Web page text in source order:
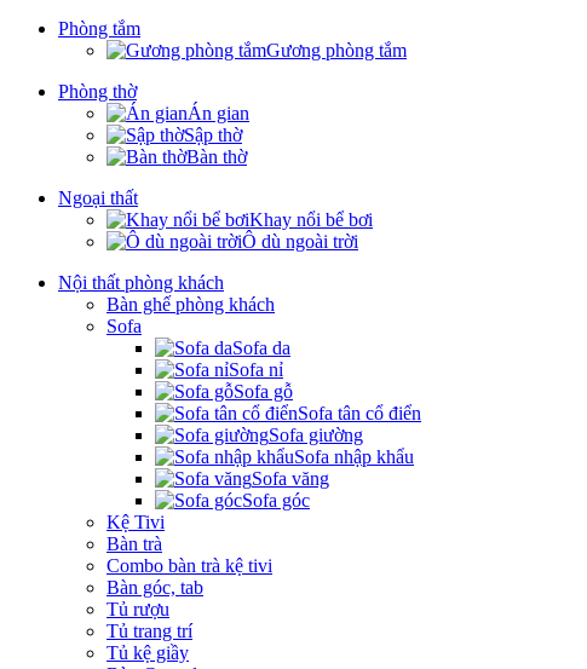
Phòng tắm
Gương phòng tắm
Phòng thờ
Án gian
Sập thờ
Bàn thờ
Ngoại thất
Khay nổi bể bơi
Ô dù ngoài trời
Nội thất phòng khách
Bàn ghế phòng khách
Sofa
Sofa da
Sofa nỉ
Sofa gỗ
Sofa tân cổ điển
Sofa giường
Sofa nhập khẩu
Sofa văng
Sofa góc
Kệ Tivi
Bàn trà
Combo bàn trà kệ tivi
Bàn góc, tab
Tủ rượu
Tủ trang trí
Tủ kệ giầy